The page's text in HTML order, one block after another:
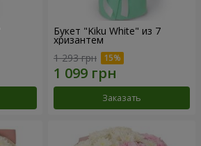
Букет "Kiku White" из 7
хризантем
1 293 грн
Заказать